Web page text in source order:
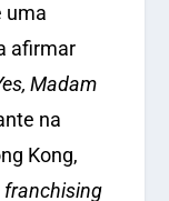
uma
afirmar
Madam
na
Kong,
franchising